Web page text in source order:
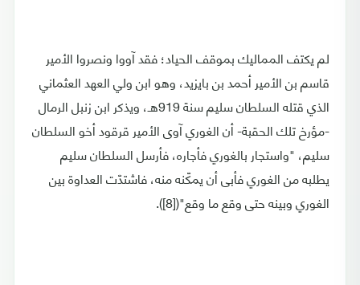
لم يكتف المماليك بموقف الحياد؛ فقد آووا ونصروا الأمير
قاسم بن الأمير أحمد بن بايزيد، وهو ابن ولي العهد العثماني
الذي قتله السلطان سليم سنة 919هـ، ويذكر ابن زنبل الرمال
-مؤرخ تلك الحقبة- أن الغوري آوى الأمير قرقود أخو السلطان
سليم، "واستجار بالغوري فأجاره، فأرسل السلطان سليم
يطلبه من الغوري فأبى أن يمكّنه منه، فاشتدّت العداوة بين
الغوري وبينه حتى وقع ما وقع"([8]).